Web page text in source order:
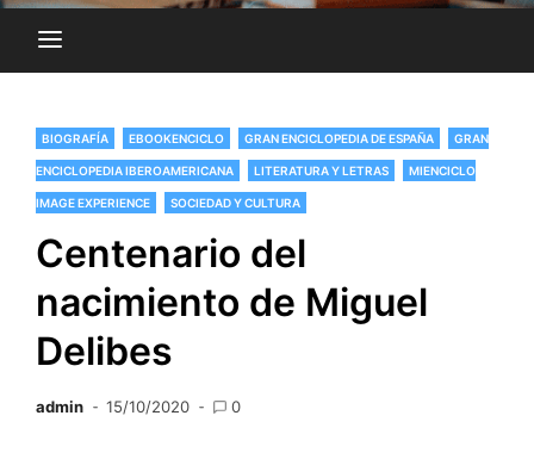
BIOGRAFÍA EBOOKENCICLO GRAN ENCICLOPEDIA DE ESPAÑA GRAN
ENCICLOPEDIA IBEROAMERICANA LITERATURA Y LETRAS MIENCICLO
IMAGE EXPERIENCE SOCIEDAD Y CULTURA
Centenario del
nacimiento de Miguel
Delibes
admin 15/10/2020 0